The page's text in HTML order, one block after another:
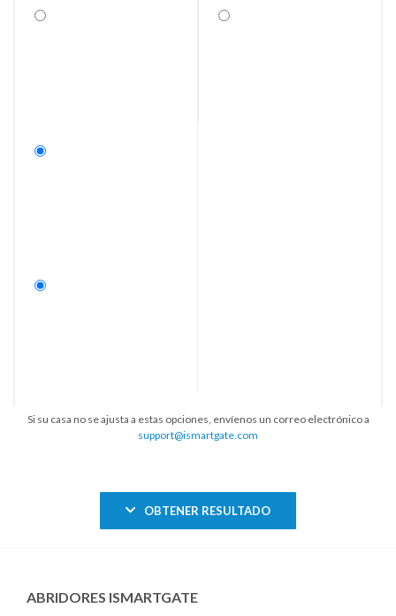
Si su casa no se ajusta a estas opciones, envíenos un correo electrónico a
support@ismartgate.com
OBTENER RESULTADO
ABRIDORES ISMARTGATE